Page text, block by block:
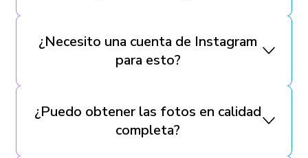
¿Necesito una cuenta de Instagram
para esto?
¿Puedo obtener las fotos en calidad
completa?